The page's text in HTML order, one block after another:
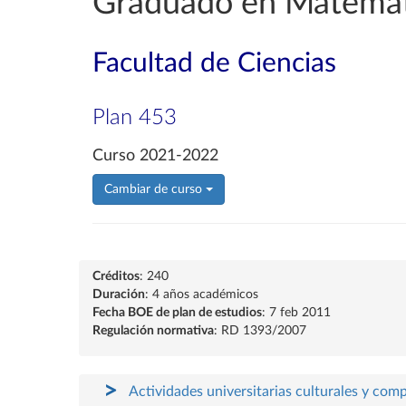
Facultad de Ciencias
Plan 453
Curso 2021-2022
Cambiar de curso
Créditos: 240
Duración: 4 años académicos
Fecha BOE de plan de estudios: 7 feb 2011
Regulación normativa: RD 1393/2007
Actividades universitarias culturales y